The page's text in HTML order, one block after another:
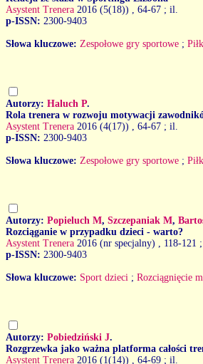
Asystent Trenera 2016 (5(18))
, 64-67 ; il.
p-ISSN: 2300-9403
Słowa kluczowe: Zespołowe gry sportowe ;
Autorzy: Haluch P.
Rola trenera w rozwoju motywacji
Asystent Trenera 2016 (4(17))
, 64-67 ; il.
p-ISSN: 2300-9403
Słowa kluczowe: Zespołowe gry sportowe ;
Autorzy: Popieluch M, Szczepaniak M,
Rozciąganie w przypadku dzieci - warto?
Asystent Trenera 2016 (nr specjalny)
, 118-
p-ISSN: 2300-9403
Słowa kluczowe: Sport dzieci ; Rozciągnięcie
Autorzy: Pobiedziński J.
Rozgrzewka jako ważna platforma całości
Asystent Trenera 2016 (1(14)) , 64-69 ; il.